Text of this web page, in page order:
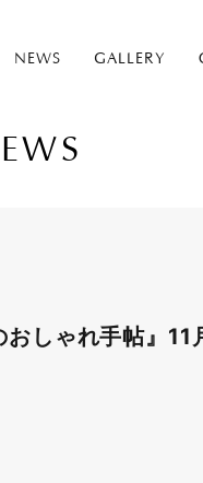
NEWS GALLERY
しゃれ手帖』11